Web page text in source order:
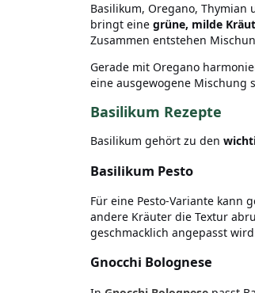
Basilikum, Oregano,
bringt eine grüne, milde
Zusammen entstehen
Gerade mit Oregano
eine ausgewogene Mischung
Basilikum Rezepte
Basilikum gehört zu den
Basilikum Pesto
Für eine Pesto-Variante kann
andere Kräuter die Textur
geschmacklich angepasst
Gnocchi Bolognese